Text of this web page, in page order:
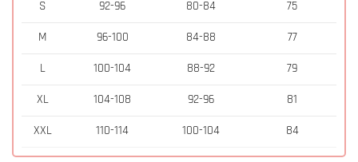
S 92-96 80-84 75
M 96-100 84-88 77
L 100-104 88-92 79
XL 104-108 92-96 81
XXL 110-114 100-104 84